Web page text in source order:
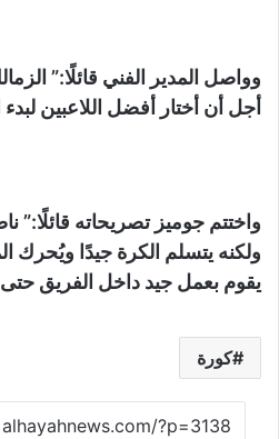
وواصل المدير الفني قائلًا:”
أجل أن أختار أفضل اللاعبين لبدء
واختتم جوميز تصريحاته
ولكنه يتسلم الكرة جيدًا ويُحرك
يقوم بعمل جيد داخل الفريق
كورة